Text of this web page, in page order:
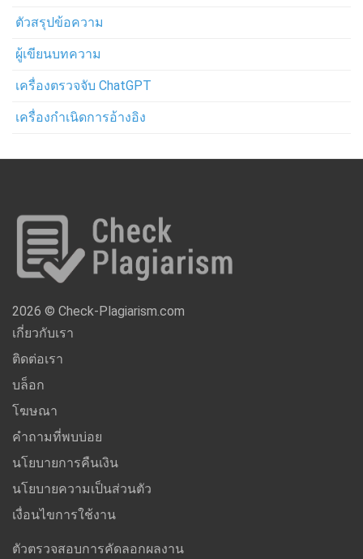
ตัวสรุปข้อความ
ผู้เขียนบทความ
เครื่องตรวจจับ ChatGPT
เครื่องกำเนิดการอ้างอิง
2026 © Check-Plagiarism.com
เกี่ยวกับเรา
ติดต่อเรา
บล็อก
โฆษณา
คำถามที่พบบ่อย
นโยบายการคืนเงิน
นโยบายความเป็นส่วนตัว
เงื่อนไขการใช้งาน
ตัวตรวจสอบการคัดลอกผลงาน